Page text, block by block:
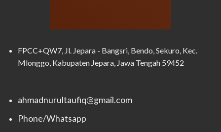
FPCC+QW7, Jl. Jepara - Bangsri, Bendo, Sekuro, Kec.
Mlonggo, Kabupaten Jepara, Jawa Tengah 59452
ahmadnurultaufiq@gmail.com
Phone/Whatsapp